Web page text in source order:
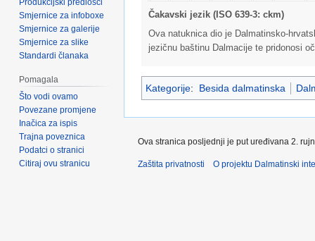
Čakavski jezik (ISO 639-3: ckm)
Ova natuknica dio je Dalmatinsko-
jezičnu baštinu Dalmacije te pridonosi
Kategorije: Besida dalmatinska
Produkcijski predlošci
Smjernice za infoboxe
Smjernice za galerije
Smjernice za slike
Standardi članaka
Pomagala
Što vodi ovamo
Povezane promjene
Inačica za ispis
Trajna poveznica
Podatci o stranici
Citiraj ovu stranicu
Ova stranica posljednji je put uređivana 2.
Zaštita privatnosti O projektu Dalmatinski